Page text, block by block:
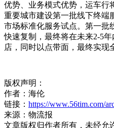
优势、业务模式优势，运车行
重要城市建设第一批线下终端
市场标准化服务试点。第一批
快速复制，最终将在未来2-5
店，同时以点带面，最终实现
版权声明：
作者：海伦
链接： https://www.56tim.com/
来源：物流报
文章版权归作者所有，未经允